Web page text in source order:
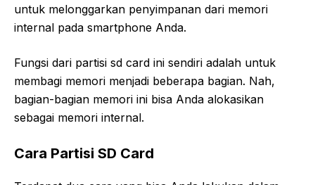
untuk melonggarkan penyimpanan dari memori
internal pada smartphone Anda.
Fungsi dari partisi sd card ini sendiri adalah untuk
membagi memori menjadi beberapa bagian. Nah,
bagian-bagian memori ini bisa Anda alokasikan
sebagai memori internal.
Cara Partisi SD Card